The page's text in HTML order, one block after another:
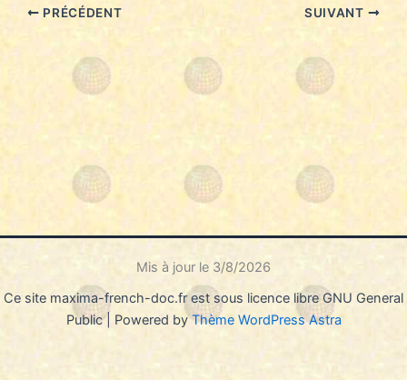
PRÉCÉDENT SUIVANT
Mis à jour le 3/8/2026
Ce site maxima-french-doc.fr est sous licence libre GNU General
Public | Powered byThème WordPress Astra